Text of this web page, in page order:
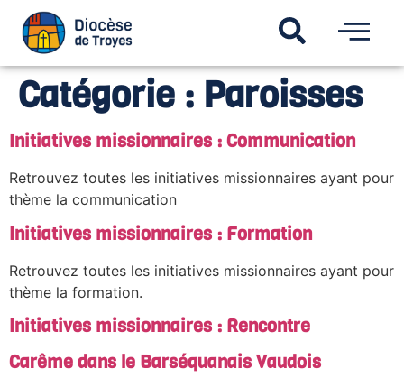
Catégorie : Paroisses
Initiatives missionnaires : Communication
Retrouvez toutes les initiatives missionnaires ayant pour
thème la communication
Initiatives missionnaires : Formation
Retrouvez toutes les initiatives missionnaires ayant pour
thème la formation.
Initiatives missionnaires : Rencontre
Carême dans le Barséquanais Vaudois